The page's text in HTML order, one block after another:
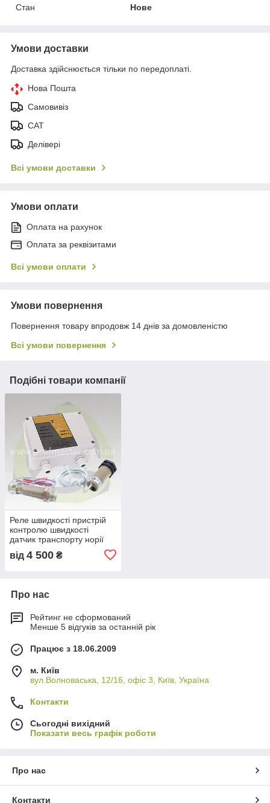
Стан
Нове
Умови доставки
Доставка здійснюється тільки по передоплаті.
Нова Пошта
Самовивіз
САТ
Делівері
Всі умови доставки
Умови оплати
Оплата на рахунок
Оплата за реквізитами
Всі умови оплати
Умови повернення
Повернення товару впродовж 14 днів за домовленістю
Всі умови повернення
Подібні товари компанії
Реле швидкості пристрій
контролю швидкості
датчик транспорту норії
від 4 500 ₴
Про нас
Рейтинг не сформований
Менше 5 відгуків за останній рік
Працює з 18.06.2009
м. Київ
вул.Волноваська, 12/16, офіс 3, Київ, Україна
Контакти
Сьогодні вихідний
Показати весь графік роботи
Про нас
Контакти